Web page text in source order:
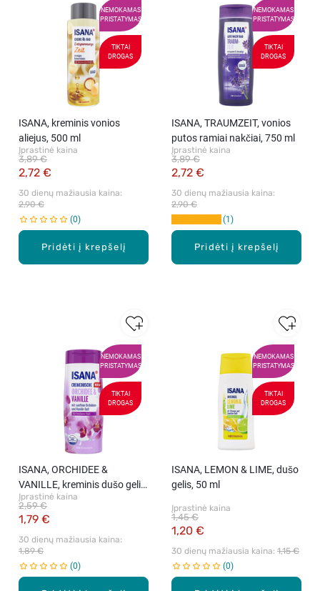
NEMOKAMAS
PRISTATYMAS
TIKTAI
DROGAS
Pridėti į krepšelį
ISANA, kreminis vonios
aliejus, 500 ml
Įprastinė kaina
2,72 €
3,89 €
30 dienų mažiausia kaina:
2,90 €
0
NEMOKAMAS
PRISTATYMAS
TIKTAI
DROGAS
Pridėti į krepšelį
ISANA, TRAUMZEIT, vonios
putos ramiai nakčiai, 750 ml
Įprastinė kaina
2,72 €
3,89 €
30 dienų mažiausia kaina:
2,90 €
1
NEMOKAMAS
PRISTATYMAS
TIKTAI
DROGAS
ISANA, ORCHIDEE &
VANILLE, kreminis dušo gelis,
300 ml
Įprastinė kaina
1,79 €
2,59 €
30 dienų mažiausia kaina:
1,89 €
0
NEMOKAMAS
PRISTATYMAS
TIKTAI
DROGAS
ISANA, LEMON & LIME, dušo
gelis, 50 ml
Įprastinė kaina
1,20 €
1,45 €
30 dienų mažiausia kaina: 1,15 €
0